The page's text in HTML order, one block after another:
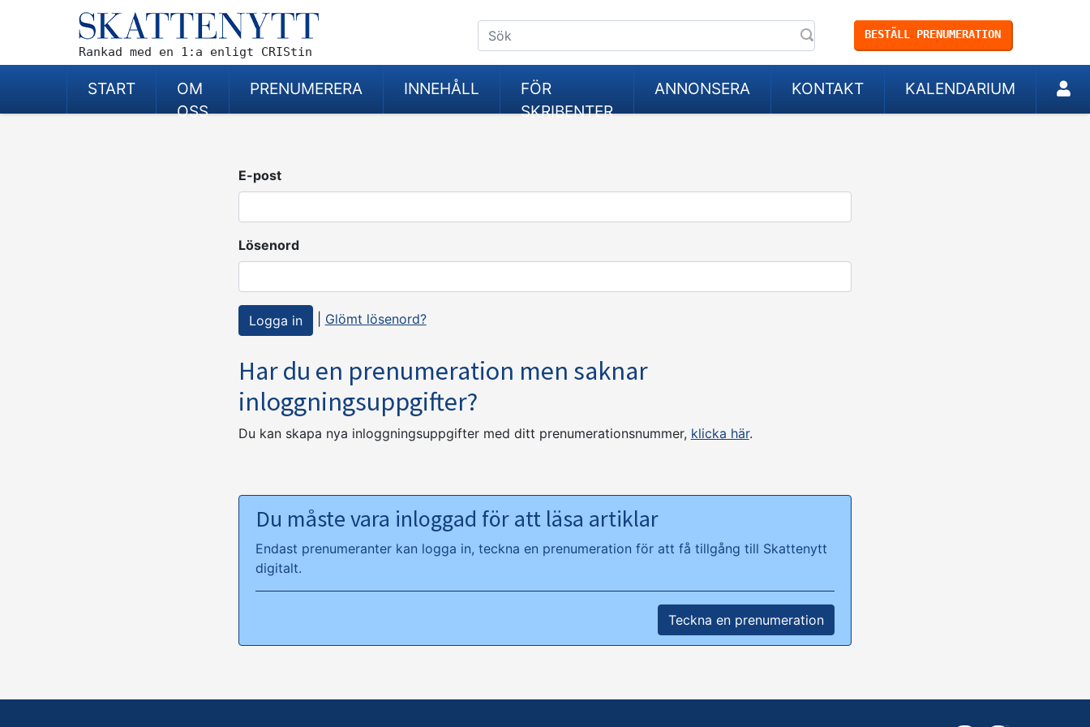
Rankad med en 1:a enligt CRIStin
BESTÄLL PRENUMERATION
START
OM
OSS
PRENUMERERA INNEHÅLL
FÖR
SKRIBENTER
ANNONSERA KONTAKT KALENDARIUM
E-post
Lösenord
Glömt lösenord?
Har du en prenumeration men saknar
inloggningsuppgifter?
Du kan skapa nya inloggningsuppgifter med ditt prenumerationsnummer, klicka här.
Du måste vara inloggad för att läsa artiklar
Endast prenumeranter kan logga in, teckna en prenumeration för att få tillgång till Skattenytt
digitalt.
Teckna en prenumeration